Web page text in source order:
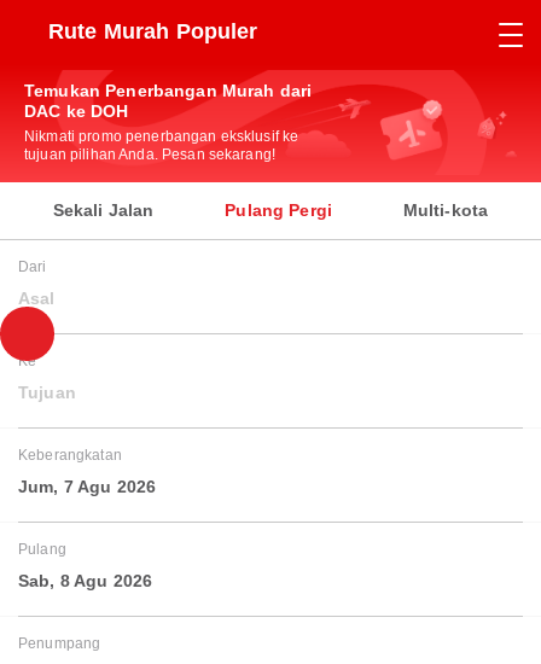
Rute Murah Populer
Temukan Penerbangan Murah dari
DAC ke DOH
Nikmati promo penerbangan eksklusif ke
tujuan pilihan Anda. Pesan sekarang!
Sekali Jalan Pulang Pergi Multi-kota
Dari
Asal
Ke
Tujuan
Keberangkatan
Jum, 7 Agu 2026
Pulang
Sab, 8 Agu 2026
Penumpang